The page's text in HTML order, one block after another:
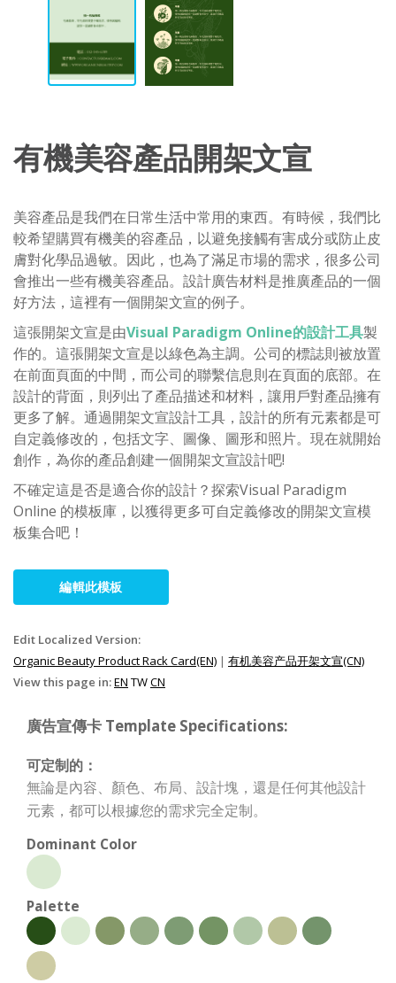
有機美容產品開架文宣
美容產品是我們在日常生活中常用的東西。有時候，我們比
較希望購買有機美的容產品，以避免接觸有害成分或防止皮
膚對化學品過敏。因此，也為了滿足市場的需求，很多公司
會推出一些有機美容產品。設計廣告材料是推廣產品的一個
好方法，這裡有一個開架文宣的例子。
這張開架文宣是由Visual Paradigm Online的設計工具製
作的。這張開架文宣是以綠色為主調。公司的標誌則被放置
在前面頁面的中間，而公司的聯繫信息則在頁面的底部。在
設計的背面，則列出了產品描述和材料，讓用戶對產品擁有
更多了解。通過開架文宣設計工具，設計的所有元素都是可
自定義修改的，包括文字、圖像、圖形和照片。現在就開始
創作，為你的產品創建一個開架文宣設計吧!
不確定這是否是適合你的設計？探索Visual Paradigm
Online 的模板庫，以獲得更多可自定義修改的開架文宣模
板集合吧！
編輯此模板
Edit Localized Version:
Organic Beauty Product Rack Card(EN) | 有机美容产品开架文宣(CN)
View this page in:EN TWCN
廣告宣傳卡 Template Specifications:
可定制的：
無論是內容、顏色、布局、設計塊，還是任何其他設計
元素，都可以根據您的需求完全定制。
Dominant Color
Palette